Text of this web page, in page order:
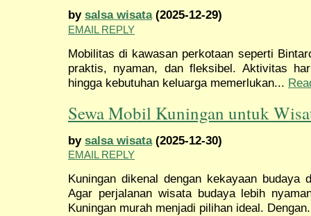
by salsa wisata(2025-12-29)
EMAIL REPLY
Mobilitas di kawasan perkotaan seperti
praktis, nyaman, dan fleksibel. Aktivitas
hingga kebutuhan keluarga memerlukan...
Sewa Mobil Kuningan untuk
by salsa wisata(2025-12-30)
EMAIL REPLY
Kuningan dikenal dengan kekayaan
Agar perjalanan wisata budaya lebih
Kuningan murah menjadi pilihan ideal.